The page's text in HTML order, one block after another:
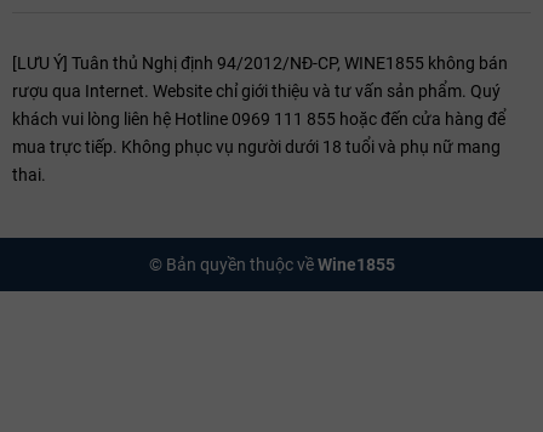
[LƯU Ý] Tuân thủ Nghị định 94/2012/NĐ-CP, WINE1855 không bán
rượu qua Internet. Website chỉ giới thiệu và tư vấn sản phẩm. Quý
khách vui lòng liên hệ Hotline 0969 111 855 hoặc đến cửa hàng để
mua trực tiếp. Không phục vụ người dưới 18 tuổi và phụ nữ mang
thai.
© Bản quyền thuộc vềWine1855